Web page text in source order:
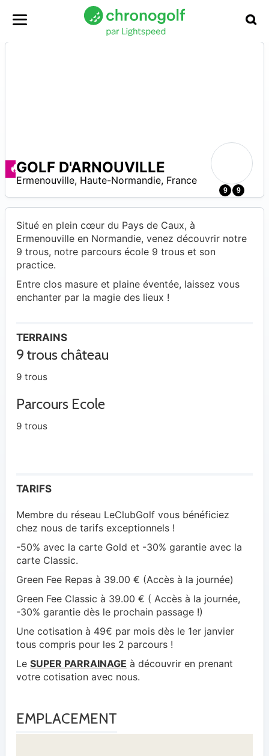
Promos disponibles
9 9
GOLF D'ARNOUVILLE
Ermenouville, Haute-Normandie, France
Situé en plein cœur du Pays de Caux, à
Ermenouville en Normandie, venez découvrir notre
9 trous, notre parcours école 9 trous et son
practice.
Entre clos masure et plaine éventée, laissez vous
enchanter par la magie des lieux !
TERRAINS
9 trous château
9 trous
Parcours Ecole
9 trous
TARIFS
Membre du réseau LeClubGolf vous bénéficiez
chez nous de tarifs exceptionnels !
-50% avec la carte Gold et -30% garantie avec la
carte Classic.
Green Fee Repas à 39.00 € (Accès à la journée)
Green Fee Classic à 39.00 € ( Accès à la journée,
-30% garantie dès le prochain passage !)
Une cotisation à 49€ par mois dès le 1er janvier
tous compris pour les 2 parcours !
Le SUPER PARRAINAGE à découvrir en prenant
votre cotisation avec nous.
EMPLACEMENT